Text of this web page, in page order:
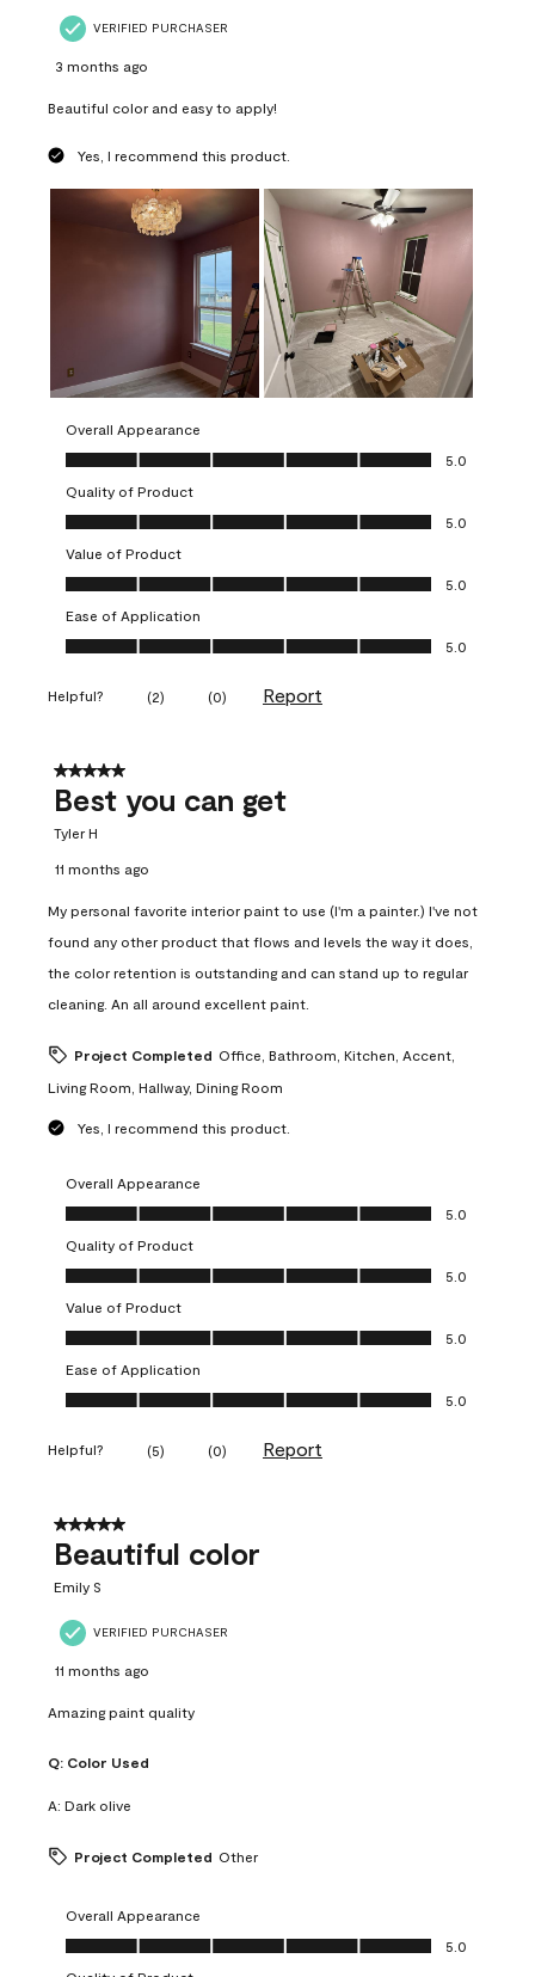
VERIFIED PURCHASER
3 months ago
Beautiful color and easy to apply!
Yes, I recommend this product.
Overall Appearance
Overall Appearance, 5.0 out of 5
5.0
Quality of Product
Quality of Product, 5.0 out of 5
5.0
Value of Product
Value of Product, 5.0 out of 5
5.0
Ease of Application
Ease of Application, 5.0 out of 5
5.0
Helpful? (2) (0) Report
5 out of 5 stars.
Best you can get
Tyler H
11 months ago
My personal favorite interior paint to use (I'm a painter.) I've not
found any other product that flows and levels the way it does,
the color retention is outstanding and can stand up to regular
cleaning. An all around excellent paint.
Project Completed Office, Bathroom, Kitchen, Accent,
Living Room, Hallway, Dining Room
Yes, I recommend this product.
Overall Appearance
Overall Appearance, 5.0 out of 5
5.0
Quality of Product
Quality of Product, 5.0 out of 5
5.0
Value of Product
Value of Product, 5.0 out of 5
5.0
Ease of Application
Ease of Application, 5.0 out of 5
5.0
Helpful? (5) (0) Report
5 out of 5 stars.
Beautiful color
Emily S
VERIFIED PURCHASER
11 months ago
Amazing paint quality
Q: Color Used
A: Dark olive
Project Completed Other
Overall Appearance
Overall Appearance, 5.0 out of 5
5.0